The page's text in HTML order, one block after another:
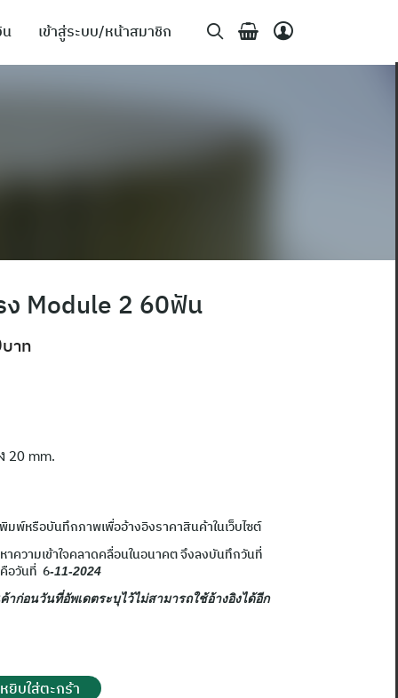
น เข้าสู่ระบบ/หน้าสมาชิก
ง Module 2 60ฟัน
20 mm.
มพ์หรือบันทึกภาพเพื่ออ้างอิงราคาสินค้าในเว็บไซต์
ความเข้าใจคลาดคลื่อนในอนาคต จึงลงบันทึกวันที่
คือวันที่ 6-11-2024
าก่อนวันที่อัพเดตระบุไว้ไม่สามารถใช้อ้างอิงได้อีก
หยิบใส่ตะกร้า